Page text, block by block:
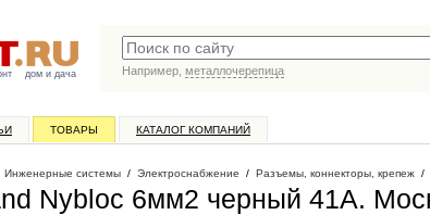
дом и дача
Например, металлочерепица
ТОВАРЫ КАТАЛОГ КОМПАНИЙ
Инженерные системы / Электроснабжение / Разъемы, коннекторы, крепеж /
Nybloc 6мм2 черный 41А.